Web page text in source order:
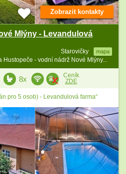
Mlýny - Levandulová
Starovičky mapa
- vodní nádrž Nové Mlýny...
Zobrazit kontakty
8x
Ceník
ZDE
pro 5 osob) - Levandulová farma“